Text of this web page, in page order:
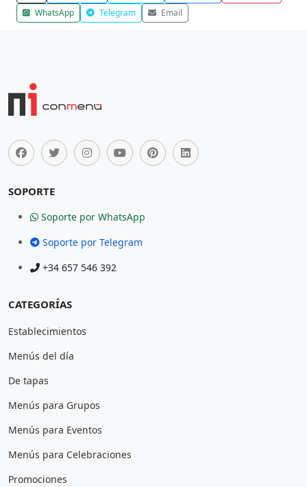
WhatsApp
Telegram Email
SOPORTE
Soporte por WhatsApp
Soporte por Telegram
+34 657 546 392
CATEGORÍAS
Establecimientos
Menús del día
De tapas
Menús para Grupos
Menús para Eventos
Menús para Celebraciones
Promociones